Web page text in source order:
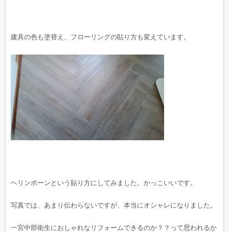
建具の色も塗替え、フローリングの貼り方も変えています。
ヘリンボーンという貼り方にしてみました。かっこいいです。
写真では、あまり伝わらないですが、本当にオシャレになりました。
一宮中部衛生におしゃれなリフォームできるのか？？って思われるか